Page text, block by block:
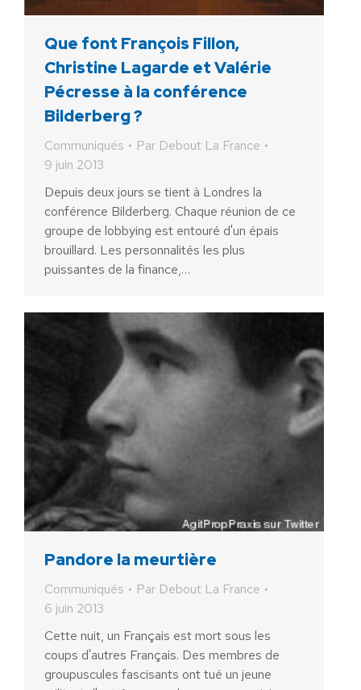
Que font François Fillon,
Christine Lagarde et Valérie
Pécresse à la conférence
Bilderberg ?
Communiqués Par Debout La France
9 juin 2013
Depuis deux jours se tient à Londres la
conférence Bilderberg. Chaque réunion de ce
groupe de lobbying est entouré d'un épais
brouillard. Les personnalités les plus
puissantes de la finance,…
Pandore la meurtière
Communiqués Par Debout La France
6 juin 2013
Cette nuit, un Français est mort sous les
coups d'autres Français. Des membres de
groupuscules fascisants ont tué un jeune